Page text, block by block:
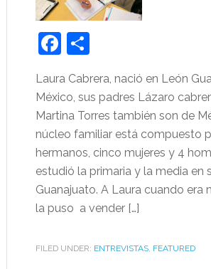
Facebook
Share
Laura Cabrera, nació en León
México, sus padres Lázaro
Martina Torres también son de
núcleo familiar está compuesto
hermanos, cinco mujeres y 4
estudió la primaria y la media en
Guanajuato. A Laura cuando era
la puso a vender […]
FILED UNDER: ENTREVISTAS, FEATURED